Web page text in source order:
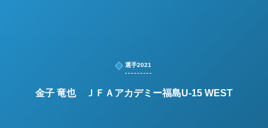
選手2021
金子 竜也 ＪＦＡアカデミー福島U-15 WEST